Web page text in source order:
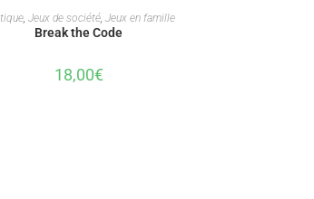
AJOUTER AU PANIER
, Jeux de société, Jeux en famille
Break the Code
18,00€